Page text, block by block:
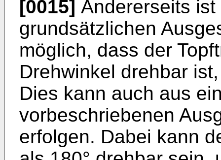
[0015] Andererseits
grundsätzlichen
möglich, dass der
Drehwinkel drehbar
Dies kann auch aus
vorbeschriebenen
erfolgen. Dabei kann